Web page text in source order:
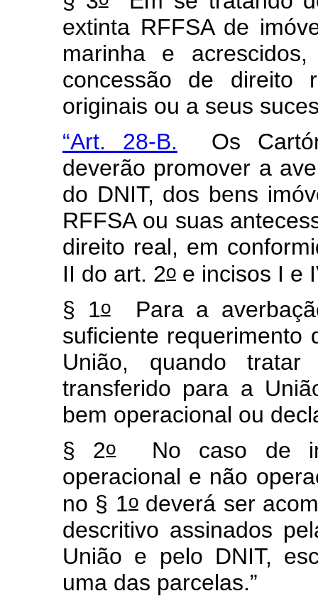
extinta RFFSA de
marinha e
concessão de direito
originais ou a seus
“Art. 28-B. Os
deverão promover a
do DNIT, dos bens
RFFSA ou suas
direito real, em
II do art. 2o e incisos I e
§ 1oPara a
suficiente requerimento
União, quando
transferido para a
bem operacional ou
§ 2oNo caso de
operacional e não
no § 1odeverá ser
descritivo assinados
União e pelo DNIT,
uma das parcelas.”